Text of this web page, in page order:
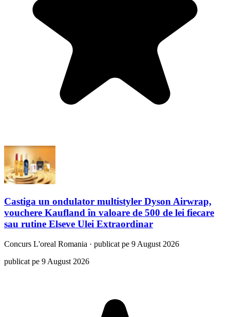
Castiga un ondulator multistyler Dyson Airwrap,
vouchere Kaufland în valoare de 500 de lei fiecare
sau rutine Elseve Ulei Extraordinar
Concurs L'oreal Romania · publicat pe 9 August 2026
publicat pe 9 August 2026